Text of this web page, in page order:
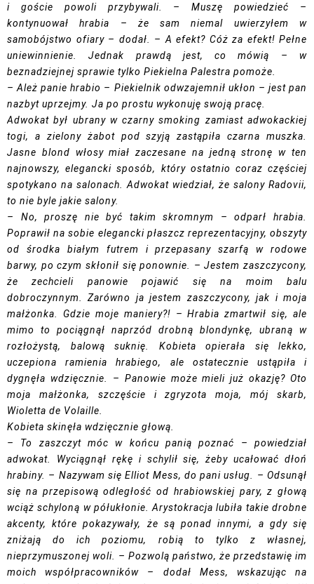
i goście powoli przybywali. – Muszę powiedzieć –
kontynuował hrabia – że sam niemal uwierzyłem w
samobójstwo ofiary – dodał. – A efekt? Cóż za efekt! Pełne
uniewinnienie. Jednak prawdą jest, co mówią – w
beznadziejnej sprawie tylko Piekielna Palestra pomoże.
– Ależ panie hrabio – Piekielnik odwzajemnił ukłon – jest pan
nazbyt uprzejmy. Ja po prostu wykonuję swoją pracę.
Adwokat był ubrany w czarny smoking zamiast adwokackiej
togi, a zielony żabot pod szyją zastąpiła czarna muszka.
Jasne blond włosy miał zaczesane na jedną stronę w ten
najnowszy, elegancki sposób, który ostatnio coraz częściej
spotykano na salonach. Adwokat wiedział, że salony Radovii,
to nie byle jakie salony.
– No, proszę nie być takim skromnym – odparł hrabia.
Poprawił na sobie elegancki płaszcz reprezentacyjny, obszyty
od środka białym futrem i przepasany szarfą w rodowe
barwy, po czym skłonił się ponownie. – Jestem zaszczycony,
że zechcieli panowie pojawić się na moim balu
dobroczynnym. Zarówno ja jestem zaszczycony, jak i moja
małżonka. Gdzie moje maniery?! – Hrabia zmartwił się, ale
mimo to pociągnął naprzód drobną blondynkę, ubraną w
rozłożystą, balową suknię. Kobieta opierała się lekko,
uczepiona ramienia hrabiego, ale ostatecznie ustąpiła i
dygnęła wdzięcznie. – Panowie może mieli już okazję? Oto
moja małżonka, szczęście i zgryzota moja, mój skarb,
Wioletta de Volaille.
Kobieta skinęła wdzięcznie głową.
– To zaszczyt móc w końcu panią poznać – powiedział
adwokat. Wyciągnął rękę i schylił się, żeby ucałować dłoń
hrabiny. – Nazywam się Elliot Mess, do pani usług. – Odsunął
się na przepisową odległość od hrabiowskiej pary, z głową
wciąż schyloną w półukłonie. Arystokracja lubiła takie drobne
akcenty, które pokazywały, że są ponad innymi, a gdy się
zniżają do ich poziomu, robią to tylko z własnej,
nieprzymuszonej woli. – Pozwolą państwo, że przedstawię im
moich współpracowników – dodał Mess, wskazując na